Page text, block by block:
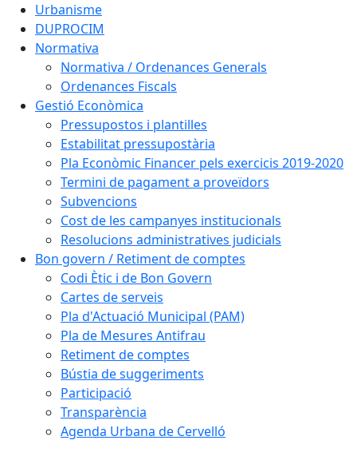
Urbanisme
DUPROCIM
Normativa
Normativa / Ordenances Generals
Ordenances Fiscals
Gestió Econòmica
Pressupostos i plantilles
Estabilitat pressupostària
Pla Econòmic Financer pels exercicis 2019-2020
Termini de pagament a proveïdors
Subvencions
Cost de les campanyes institucionals
Resolucions administratives judicials
Bon govern / Retiment de comptes
Codi Ètic i de Bon Govern
Cartes de serveis
Pla d'Actuació Municipal (PAM)
Pla de Mesures Antifrau
Retiment de comptes
Bústia de suggeriments
Participació
Transparència
Agenda Urbana de Cervelló